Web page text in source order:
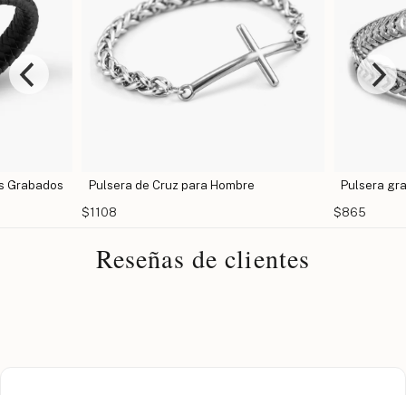
Grabados
Pulsera de Cruz para Hombre
$1108
Pulsera
$865
Reseñas de clientes